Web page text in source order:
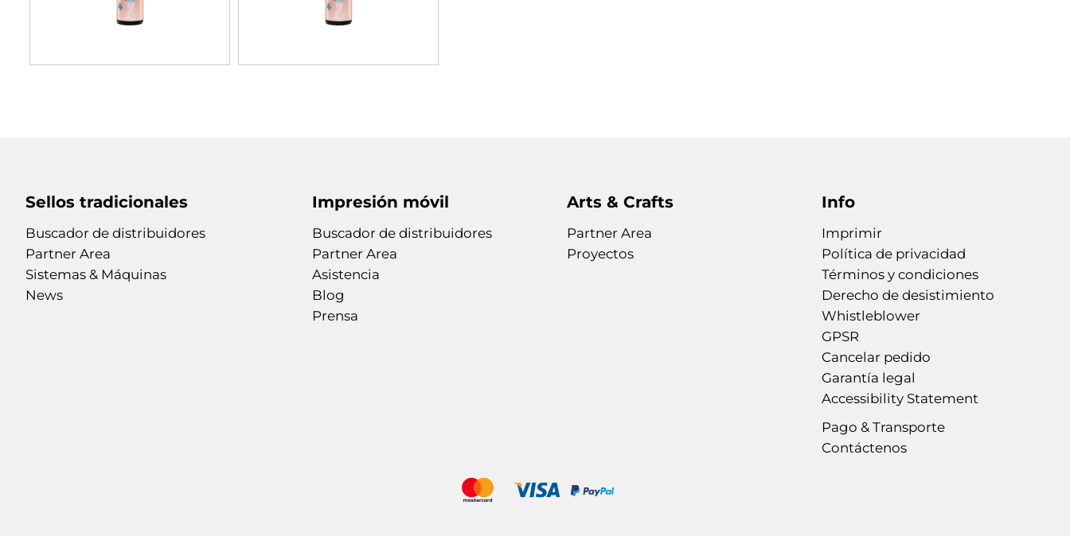
Sellos tradicionales
Buscador de distribuidores
Partner Area
Sistemas & Máquinas
News
Impresión móvil
Buscador de distribuidores
Partner Area
Asistencia
Blog
Prensa
Arts & Crafts
Partner Area
Proyectos
Info
Imprimir
Política de privacidad
Términos y condiciones
Derecho de desistimiento
Whistleblower
GPSR
Cancelar pedido
Garantía legal
Accessibility Statement
Pago & Transporte
Contáctenos